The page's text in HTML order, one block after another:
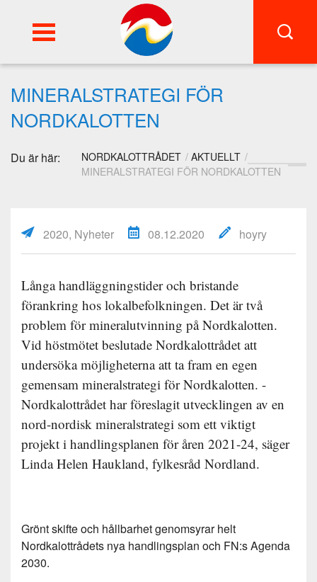
SWE
MINERALSTRATEGI FÖR
NORDKALOTTEN
Du är här: NORDKALOTTRÅDET
AKTUELLT
MINERALSTRATEGI FÖR NORDKALOTTEN
2020, Nyheter 08.12.2020 hoyry
Långa handläggningstider och bristande
förankring hos lokalbefolkningen. Det är två
problem för mineralutvinning på Nordkalotten.
Vid höstmötet beslutade Nordkalottrådet att
undersöka möjligheterna att ta fram en egen
gemensam mineralstrategi för Nordkalotten. -
Nordkalottrådet har föreslagit utvecklingen av en
nord-nordisk mineralstrategi som ett viktigt
projekt i handlingsplanen för åren 2021-24, säger
Linda Helen Haukland, fylkesråd Nordland.
Grönt skifte och hållbarhet genomsyrar helt
Nordkalottrådets nya handlingsplan och FN:s Agenda
2030.